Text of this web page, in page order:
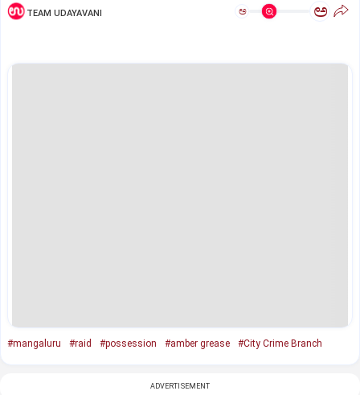
TEAM UDAYAVANI ಅ ಅ
#mangaluru #raid #possession #amber grease #City Crime Branch
ADVERTISEMENT